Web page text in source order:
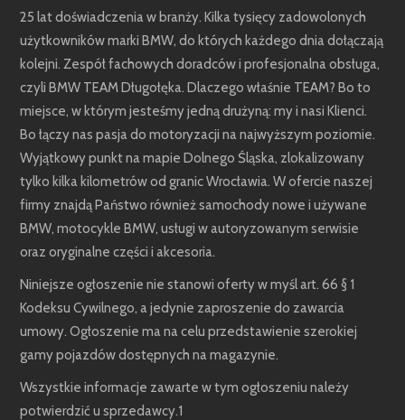
25 lat doświadczenia w branży. Kilka tysięcy zadowolonych
użytkowników marki BMW, do których każdego dnia dołączają
kolejni. Zespół fachowych doradców i profesjonalna obsługa,
czyli BMW TEAM Długołęka. Dlaczego właśnie TEAM? Bo to
miejsce, w którym jesteśmy jedną drużyną: my i nasi Klienci.
Bo łączy nas pasja do motoryzacji na najwyższym poziomie.
Wyjątkowy punkt na mapie Dolnego Śląska, zlokalizowany
tylko kilka kilometrów od granic Wrocławia. W ofercie naszej
firmy znajdą Państwo również samochody nowe i używane
BMW, motocykle BMW, usługi w autoryzowanym serwisie
oraz oryginalne części i akcesoria.
Niniejsze ogłoszenie nie stanowi oferty w myśl art. 66 § 1
Kodeksu Cywilnego, a jedynie zaproszenie do zawarcia
umowy. Ogłoszenie ma na celu przedstawienie szerokiej
gamy pojazdów dostępnych na magazynie.
Wszystkie informacje zawarte w tym ogłoszeniu należy
potwierdzić u sprzedawcy.1